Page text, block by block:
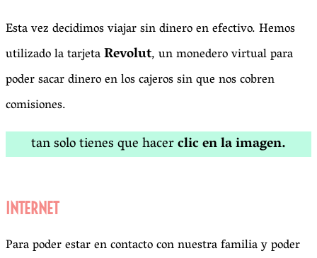
Esta vez decidimos viajar sin dinero en efectivo. Hemos
utilizado la tarjetaRevolut, un monedero virtual para
poder sacar dinero en los cajeros sin que nos cobren
comisiones.
tan solo tienes que hacerclic en la imagen.
INTERNET
Para poder estar en contacto con nuestra familia y poder